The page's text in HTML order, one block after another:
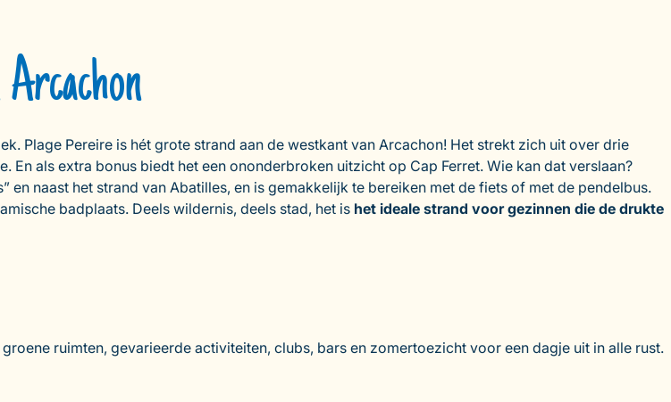
Plage Pereire is hét grote strand aan de westkant van Arcachon! Het strekt zich uit over drie
En als extra bonus biedt het een ononderbroken uitzicht op Cap Ferret. Wie kan dat verslaan?
en naast het strand van Abatilles, en is gemakkelijk te bereiken met de fiets of met de pendelbus.
badplaats. Deels wildernis, deels stad, het is het ideale strand voor gezinnen die de drukte
ruimten, gevarieerde activiteiten, clubs, bars en zomertoezicht voor een dagje uit in alle rust.